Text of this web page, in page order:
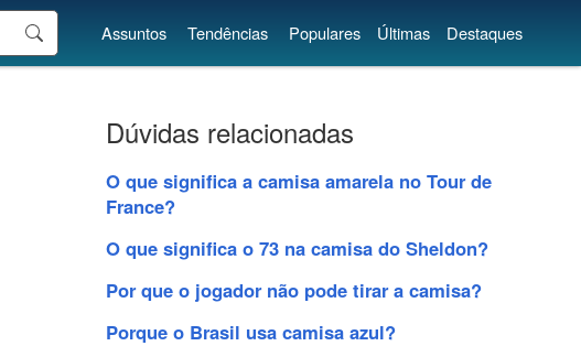
Assuntos Tendências Populares Últimas Destaques
Dúvidas relacionadas
O que significa a camisa amarela no Tour de
France?
O que significa o 73 na camisa do Sheldon?
Por que o jogador não pode tirar a camisa?
Porque o Brasil usa camisa azul?